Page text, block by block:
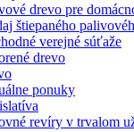
drevo pre
štiepaného
verejné súťaže
drevo
ponuky
revíry v trvalom